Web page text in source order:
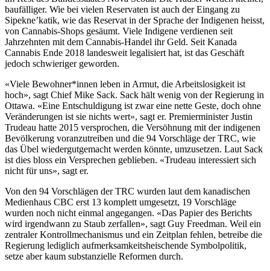
baufälliger. Wie bei vielen Reservaten ist auch der Eingang zu
Sipekne’katik, wie das Reservat in der Sprache der Indigenen heisst,
von Cannabis-Shops gesäumt. Viele Indigene verdienen seit
Jahrzehnten mit dem Cannabis-Handel ihr Geld. Seit Kanada
Cannabis Ende 2018 landesweit legalisiert hat, ist das Geschäft
jedoch schwieriger geworden.
«Viele Bewohner*innen leben in Armut, die Arbeitslosigkeit ist
hoch», sagt Chief Mike Sack. Sack hält wenig von der Regierung in
Ottawa. «Eine Entschuldigung ist zwar eine nette Geste, doch ohne
Veränderungen ist sie nichts wert», sagt er. Premierminister Justin
Trudeau hatte 2015 versprochen, die Versöhnung mit der indigenen
Bevölkerung voranzutreiben und die 94 Vorschläge der TRC, wie
das Übel wiedergutgemacht werden könnte, umzusetzen. Laut Sack
ist dies bloss ein Versprechen geblieben. «Trudeau interessiert sich
nicht für uns», sagt er.
Von den 94 Vorschlägen der TRC wurden laut dem kanadischen
Medienhaus CBC erst 13 komplett umgesetzt, 19 Vorschläge
wurden noch nicht einmal angegangen. «Das Papier des Berichts
wird irgendwann zu Staub zerfallen», sagt Guy Freedman. Weil ein
zentraler Kontrollmechanismus und ein Zeitplan fehlen, betreibe die
Regierung lediglich aufmerksamkeitsheischende Symbolpolitik,
setze aber kaum substanzielle Reformen durch.